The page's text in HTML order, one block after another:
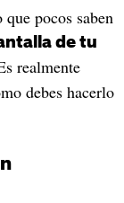
pocos saben
de tu
realmente
debes hacerlo